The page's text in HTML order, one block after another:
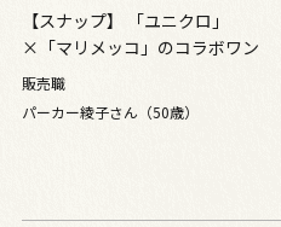
【スナップ】 「ユニクロ」
×「マリメッコ」のコラボワン
ピで魅せるポップな夏コーデ
販売職
パーカー綾子さん（50歳）